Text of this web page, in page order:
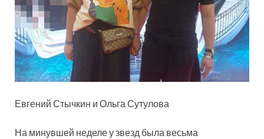
Евгений Стычкин и Ольга Сутулова
На минувшей неделе у звезд была весьма